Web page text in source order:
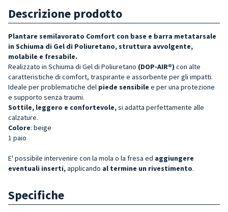
Descrizione prodotto
Plantare semilavorato Comfort con base e barra metatarsale
in Schiuma di Gel di Poliuretano, struttura avvolgente,
molabile e fresabile.
Realizzato in Schiuma di Gel di Poliuretano (DOP-AIR®) con alte
caratteristiche di comfort, traspirante e assorbente per gli impatti.
Ideale per problematiche del piede sensibile e per una protezione
e supporto senza traumi.
Sottile, leggero e confortevole,si adatta perfettamente alle
calzature.
Colore: beige
1 paio
E' possibile intervenire con la mola o la fresa ed aggiungere
eventuali inserti,applicando al termine un rivestimento.
Specifiche